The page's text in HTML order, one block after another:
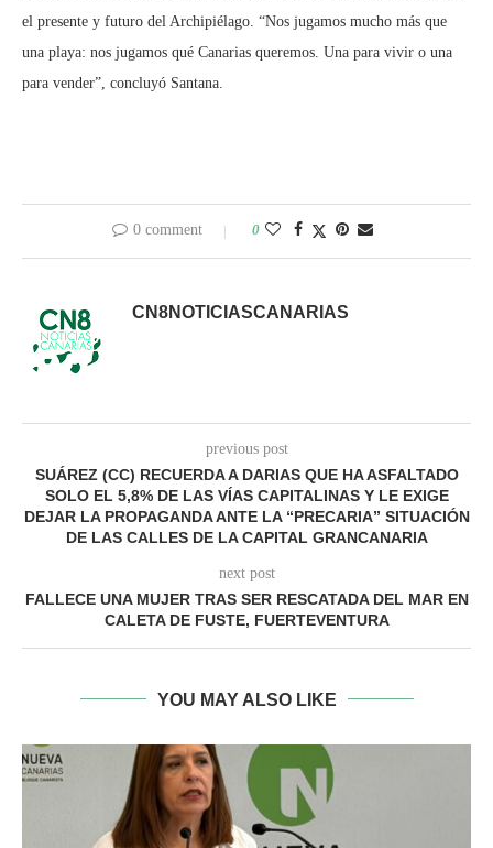
el presente y futuro del Archipiélago. “Nos jugamos mucho más que
una playa: nos jugamos qué Canarias queremos. Una para vivir o una
para vender”, concluyó Santana.
0 comment 0
CN8NOTICIASCANARIAS
previous post
SUÁREZ (CC) RECUERDA A DARIAS QUE HA ASFALTADO
SOLO EL 5,8% DE LAS VÍAS CAPITALINAS Y LE EXIGE
DEJAR LA PROPAGANDA ANTE LA “PRECARIA” SITUACIÓN
DE LAS CALLES DE LA CAPITAL GRANCANARIA
next post
FALLECE UNA MUJER TRAS SER RESCATADA DEL MAR EN
CALETA DE FUSTE, FUERTEVENTURA
YOU MAY ALSO LIKE